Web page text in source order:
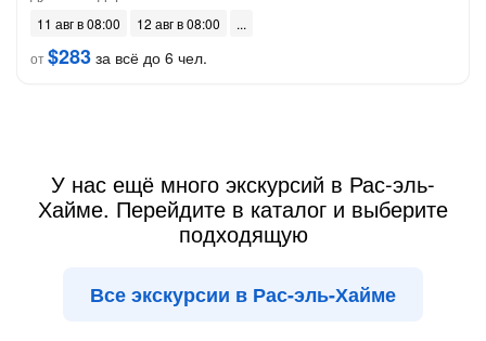
11 авг в 08:00
12 авг в 08:00
от$283 за всё до 6 чел.
У нас ещё много экскурсий в Рас-эль-
Хайме. Перейдите в каталог и выберите
подходящую
Все экскурсии в Рас-эль-Хайме